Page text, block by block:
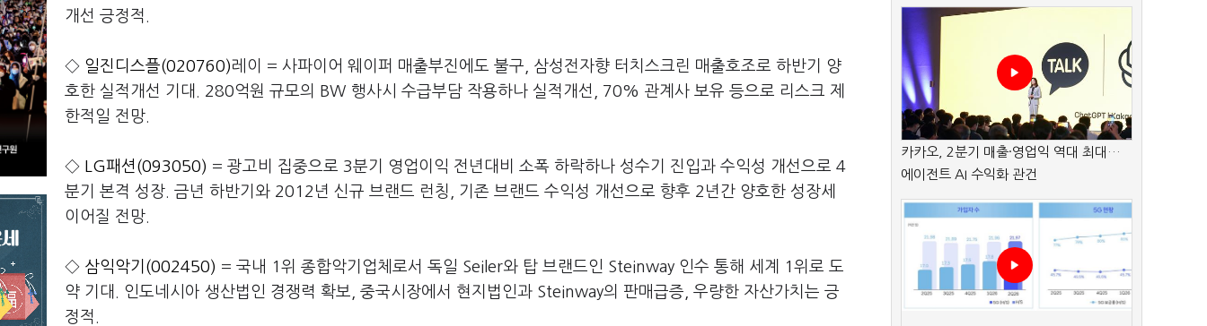
개선 긍정적.
◇ 일진디스플(020760)레이 = 사파이어 웨이퍼 매출부진에도 불구, 삼성전자향 터치스크린 매출호조로 하반기 양
호한 실적개선 기대. 280억원 규모의 BW 행사시 수급부담 작용하나 실적개선, 70% 관계사 보유 등으로 리스크 제
한적일 전망.
◇ LG패션(093050) = 광고비 집중으로 3분기 영업이익 전년대비 소폭 하락하나 성수기 진입과 수익성 개선으로 4
분기 본격 성장. 금년 하반기와 2012년 신규 브랜드 런칭, 기존 브랜드 수익성 개선으로 향후 2년간 양호한 성장세
이어질 전망.
◇ 삼익악기(002450) = 국내 1위 종합악기업체로서 독일 Seiler와 탑 브랜드인 Steinway 인수 통해 세계 1위로 도
약 기대. 인도네시아 생산법인 경쟁력 확보, 중국시장에서 현지법인과 Steinway의 판매급증, 우량한 자산가치는 긍
정적.
카카오, 2분기 매출·영업익 역대 최대…
에이전트 AI 수익화 관건